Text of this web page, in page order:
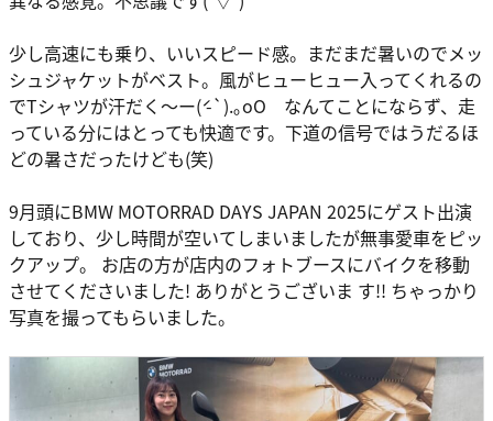
少し高速にも乗り、いいスピード感。まだまだ暑いのでメッ
シュジャケットがベスト。風がヒューヒュー入ってくれるの
でTシャツが汗だく～ー(́ -`).｡oO なんてことにならず、走
っている分にはとっても快適です。下道の信号ではうだるほ
どの暑さだったけども(笑)
9月頭にBMW MOTORRAD DAYS JAPAN 2025にゲスト出演
しており、少し時間が空いてしまいましたが無事愛車をピッ
クアップ。 お店の方が店内のフォトブースにバイクを移動
させてくださいました! ありがとうございま す!! ちゃっかり
写真を撮ってもらいました。